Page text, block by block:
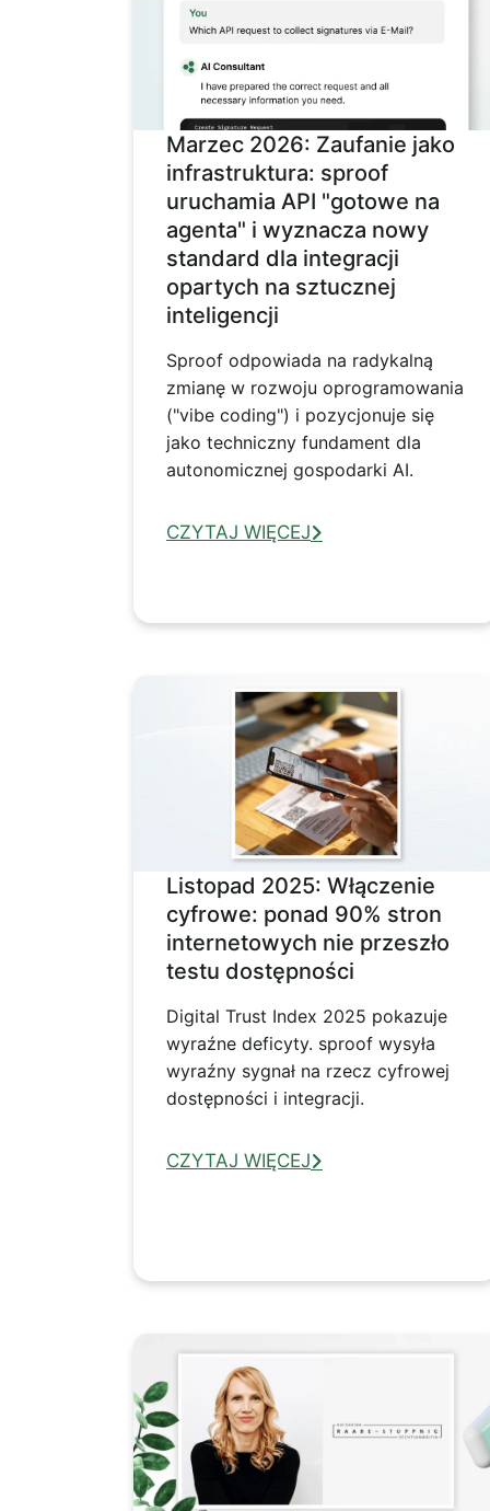
Marzec 2026: Zaufanie jako
infrastruktura: sproof
uruchamia API "gotowe na
agenta" i wyznacza nowy
standard dla integracji
opartych na sztucznej
inteligencji
Sproof odpowiada na radykalną
zmianę w rozwoju oprogramowania
("vibe coding") i pozycjonuje się
jako techniczny fundament dla
autonomicznej gospodarki AI.
CZYTAJ WIĘCEJ
Listopad 2025: Włączenie
cyfrowe: ponad 90% stron
internetowych nie przeszło
testu dostępności
Digital Trust Index 2025 pokazuje
wyraźne deficyty. sproof wysyła
wyraźny sygnał na rzecz cyfrowej
dostępności i integracji.
CZYTAJ WIĘCEJ